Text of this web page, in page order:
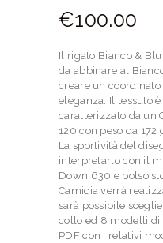
€100.00
Il rigato Bianco &
da abbinare al
creare un
eleganza. Il tessuto
caratterizzato da un
120 con peso da
La sportività del
interpretarlo con il
Down 630 e polso
Camicia verrà
sarà possibile
collo ed 8 modelli di
PDF con i relativi